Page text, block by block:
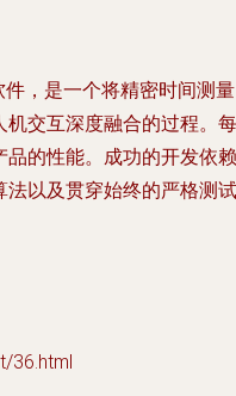
，是一个将精密时间测
交互深度融合的过程。每
的性能。成功的开发依赖
以及贯穿始终的严格测试
36.html